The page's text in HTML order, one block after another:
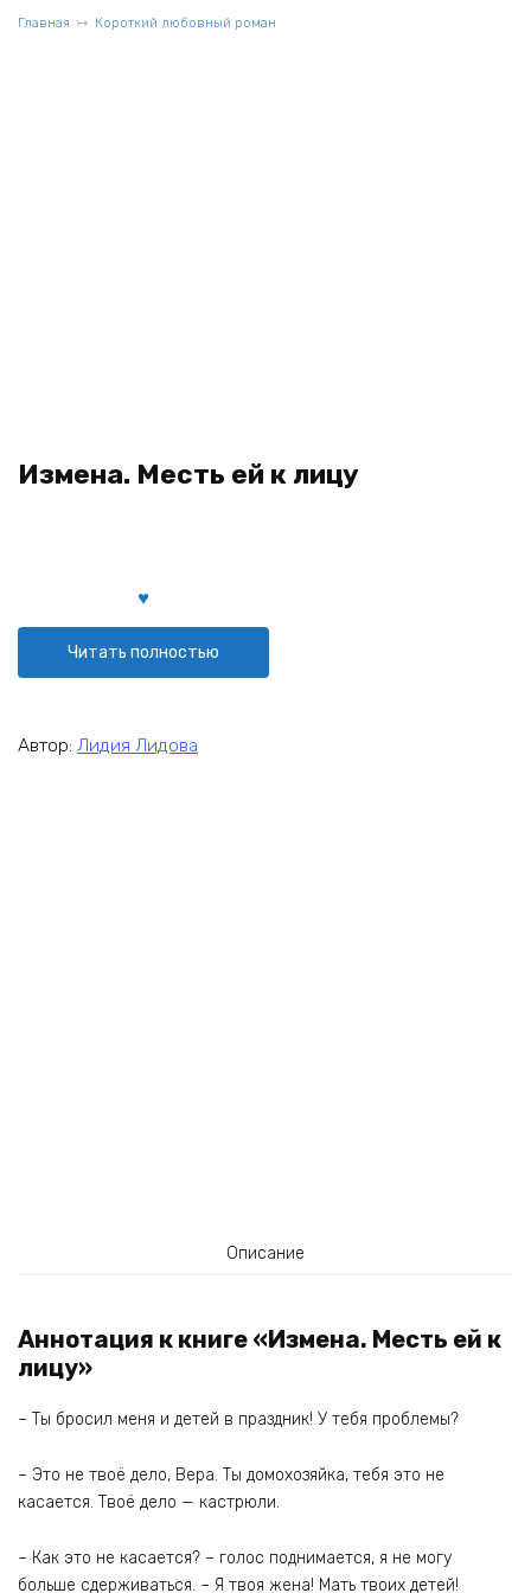
Главная Короткий любовный роман
Измена. Месть ей к лицу
Читать полностью
Автор: Лидия Лидова
Описание
Аннотация к книге «Измена. Месть ей к
лицу»
– Ты бросил меня и детей в праздник! У тебя проблемы?
– Это не твоё дело, Вера. Ты домохозяйка, тебя это не
касается. Твоё дело — кастрюли.
– Как это не касается? – голос поднимается, я не могу
больше сдерживаться. – Я твоя жена! Мать твоих детей!